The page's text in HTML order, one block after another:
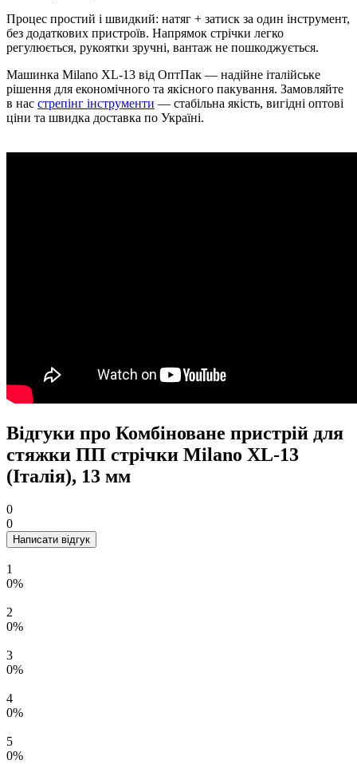
Процес простий і швидкий: натяг + затиск за один інструмент,
без додаткових пристроїв. Напрямок стрічки легко
регулюється, рукоятки зручні, вантаж не пошкоджується.
Машинка Milano XL-13 від ОптПак — надійне італійське
рішення для економічного та якісного пакування. Замовляйте
в нас стрепінг інструменти — стабільна якість, вигідні оптові
ціни та швидка доставка по Україні.
Відгуки про Комбіноване пристрій для
стяжки ПП стрічки Milano XL-13
(Італія), 13 мм
0
0
Написати відгук
1
0%
2
0%
3
0%
4
0%
5
0%